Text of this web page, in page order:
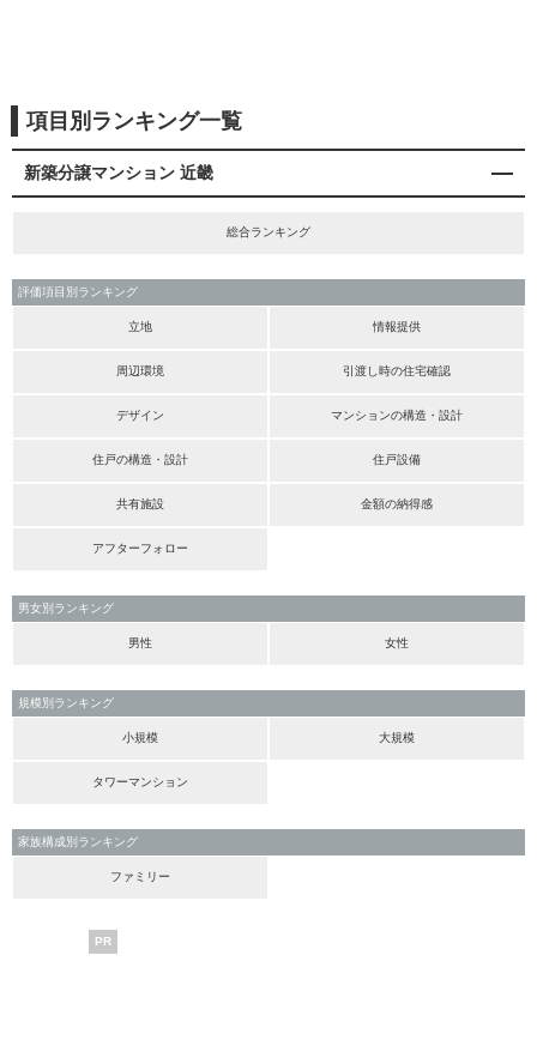
項目別ランキング一覧
新築分譲マンション 近畿
総合ランキング
評価項目別ランキング
立地 情報提供
周辺環境 引渡し時の住宅確認
デザイン マンションの構造・設計
住戸の構造・設計 住戸設備
共有施設 金額の納得感
アフターフォロー
男女別ランキング
男性 女性
規模別ランキング
小規模 大規模
タワーマンション
家族構成別ランキング
ファミリー
PR